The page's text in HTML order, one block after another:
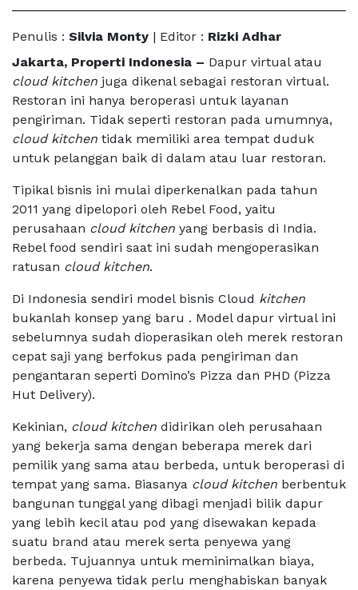
Penulis : Silvia Monty | Editor : Rizki Adhar
Jakarta, Properti Indonesia – Dapur virtual atau
cloud kitchen juga dikenal sebagai restoran virtual.
Restoran ini hanya beroperasi untuk layanan
pengiriman. Tidak seperti restoran pada umumnya,
cloud kitchen tidak memiliki area tempat duduk
untuk pelanggan baik di dalam atau luar restoran.
Tipikal bisnis ini mulai diperkenalkan pada tahun
2011 yang dipelopori oleh Rebel Food, yaitu
perusahaan cloud kitchen yang berbasis di India.
Rebel food sendiri saat ini sudah mengoperasikan
ratusan cloud kitchen.
Di Indonesia sendiri model bisnis Cloud kitchen
bukanlah konsep yang baru . Model dapur virtual ini
sebelumnya sudah dioperasikan oleh merek restoran
cepat saji yang berfokus pada pengiriman dan
pengantaran seperti Domino’s Pizza dan PHD (Pizza
Hut Delivery).
Kekinian, cloud kitchen didirikan oleh perusahaan
yang bekerja sama dengan beberapa merek dari
pemilik yang sama atau berbeda, untuk beroperasi di
tempat yang sama. Biasanya cloud kitchen berbentuk
bangunan tunggal yang dibagi menjadi bilik dapur
yang lebih kecil atau pod yang disewakan kepada
suatu brand atau merek serta penyewa yang
berbeda. Tujuannya untuk meminimalkan biaya,
karena penyewa tidak perlu menghabiskan banyak